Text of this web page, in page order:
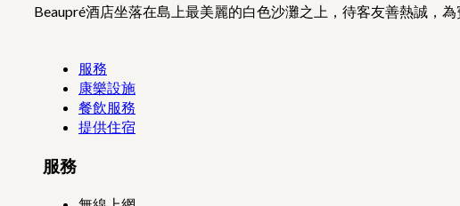
Beaupré酒店坐落在島上最美麗的白色沙灘之上，待客友善熱誠，
服務
康樂設施
餐飲服務
提供住宿
服務